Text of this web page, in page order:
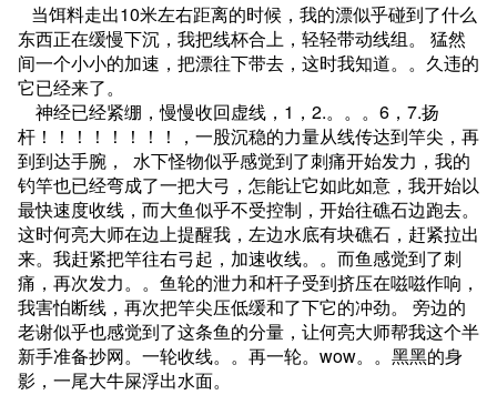
当饵料走出10米左右距离的时候，我的漂似乎碰到了什么
东西正在缓慢下沉，我把线杯合上，轻轻带动线组。 猛然
间一个小小的加速，把漂往下带去，这时我知道。。久违的
它已经来了。
神经已经紧绷，慢慢收回虚线，1，2.。。。6，7.扬
杆！！！！！！！！，一股沉稳的力量从线传达到竿尖，再
到到达手腕， 水下怪物似乎感觉到了刺痛开始发力，我的
钓竿也已经弯成了一把大弓，怎能让它如此如意，我开始以
最快速度收线，而大鱼似乎不受控制，开始往礁石边跑去。
这时何亮大师在边上提醒我，左边水底有块礁石，赶紧拉出
来。我赶紧把竿往右弓起，加速收线。。而鱼感觉到了刺
痛，再次发力。。鱼轮的泄力和杆子受到挤压在嗞嗞作响，
我害怕断线，再次把竿尖压低缓和了下它的冲劲。 旁边的
老谢似乎也感觉到了这条鱼的分量，让何亮大师帮我这个半
新手准备抄网。一轮收线。。再一轮。wow。。黑黑的身
影，一尾大牛屎浮出水面。